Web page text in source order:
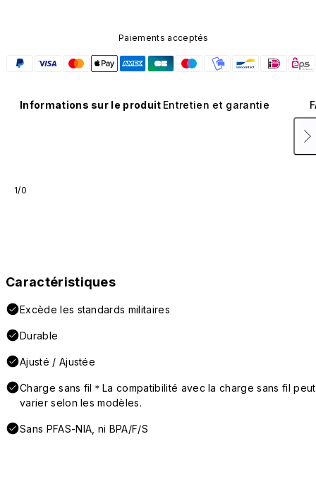
Paiements acceptés
Informations sur le produit Entretien et garantie
1/0
Caractéristiques
Excède les standards militaires
Durable
Ajusté / Ajustée
Charge sans fil＊La compatibilité avec la charge sans fil peut
varier selon les modèles.
Sans PFAS-NIA, ni BPA/F/S